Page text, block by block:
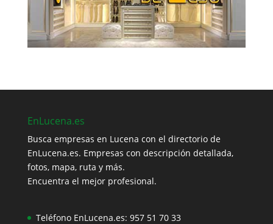
EnLucena.es
Busca empresas en Lucena con el directorio de
EnLucena.es. Empresas con descripción detallada,
fotos, mapa, ruta y más.
Encuentra el mejor profesional.
Teléfono EnLucena.es: 957 51 70 33